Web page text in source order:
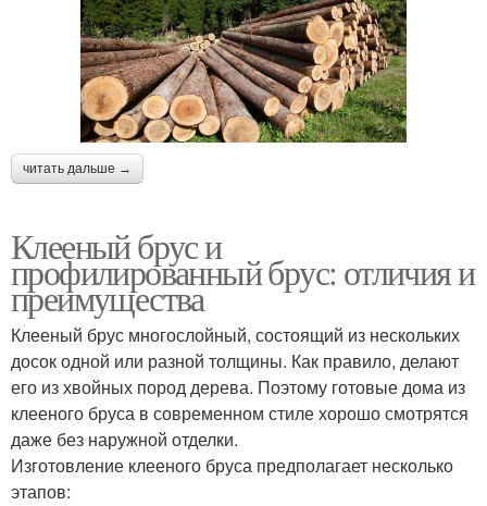
читать дальше →
Клееный брус и
профилированный брус: отличия и
преимущества
Клееный брус многослойный, состоящий из нескольких
досок одной или разной толщины. Как правило, делают
его из хвойных пород дерева. Поэтому готовые дома из
клееного бруса в современном стиле хорошо смотрятся
даже без наружной отделки.
Изготовление клееного бруса предполагает несколько
этапов: